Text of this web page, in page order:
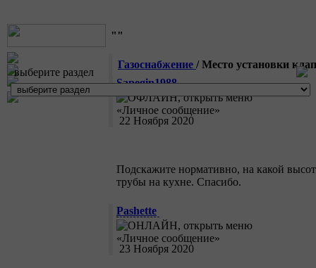
выберите раздел
""
Газоснабжение / Место установки
Sapegin1988
22 Ноября 2020
Подскажите нормативно, на какой
трубы на кухне. Спасибо.
Pashette
23 Ноября 2020